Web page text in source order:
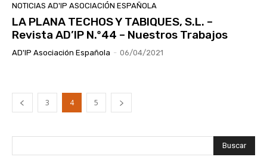
NOTICIAS AD'IP ASOCIACIÓN ESPAÑOLA
LA PLANA TECHOS Y TABIQUES, S.L. –
Revista AD’IP N.º44 – Nuestros Trabajos
AD'IP Asociación Española - 06/04/2021
3 4 5
Buscar